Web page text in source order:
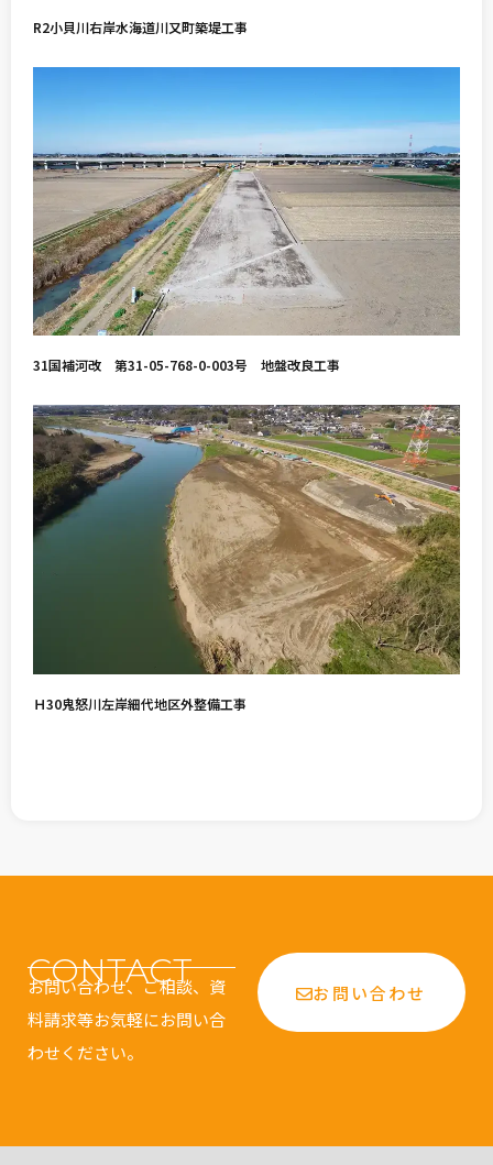
R2小貝川右岸水海道川又町築堤工事
31国補河改 第31-05-768-0-003号 地盤改良工事
Ｈ30鬼怒川左岸細代地区外整備工事
CONTACT
お問い合わせ、ご相談、資
料請求等お気軽にお問い合
わせください。
お問い合わせ